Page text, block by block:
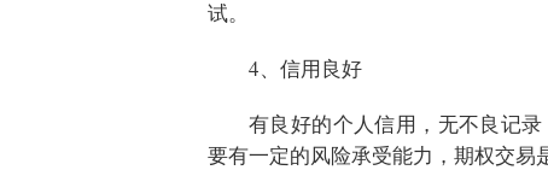
试。
4、信用良好
有良好的个人信用，无不良记
要有一定的风险承受能力，期权交易